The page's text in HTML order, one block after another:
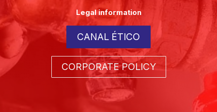
Legal information
CANAL ÉTICO
CORPORATE POLICY